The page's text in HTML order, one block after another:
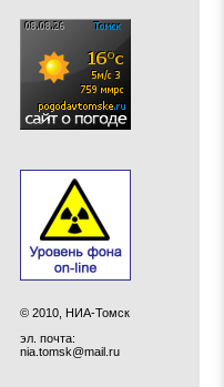
© 2010, НИА-Томск
эл. почта:
nia.tomsk@mail.ru